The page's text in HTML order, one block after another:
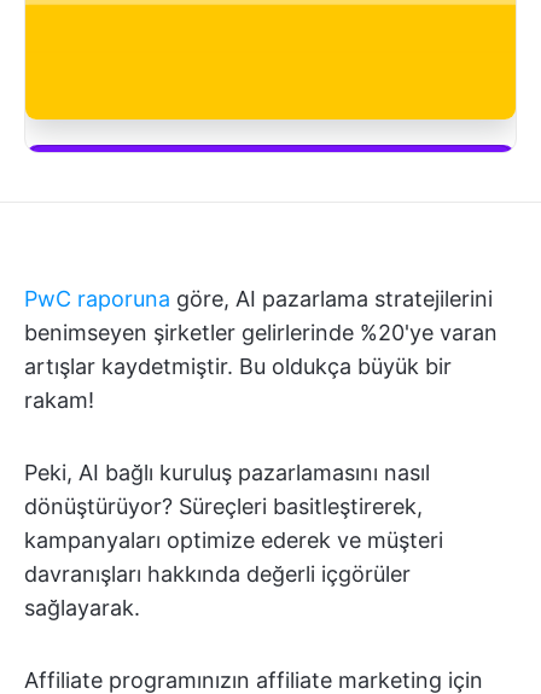
PwC raporuna göre, AI pazarlama stratejilerini
benimseyen şirketler gelirlerinde %20'ye varan
artışlar kaydetmiştir. Bu oldukça büyük bir
rakam!
Peki, AI bağlı kuruluş pazarlamasını nasıl
dönüştürüyor? Süreçleri basitleştirerek,
kampanyaları optimize ederek ve müşteri
davranışları hakkında değerli içgörüler
sağlayarak.
Affiliate programınızın affiliate marketing için